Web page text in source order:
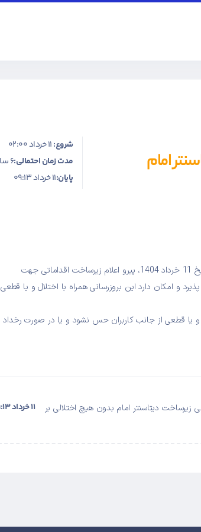
امام
شروع:
مدت زمان احتمالی:6 ساعت
پایان:۱۱ خرداد ۰۹:۱۳
احتراما از ساعت 02:00 صبح تا 08:00 در تاریخ 11 خرداد 1404، پیرو اعلام زیرساخت اقداماتی جهت
و امکان دارد این بروزرسانی همراه با اختلال و یا قطعی
و یا قطعی از جانب کاربران حس نشود و یا در صورت رخداد
دیتاسنتر امام بدون هیچ اختلالی بر
۱۱ خرداد ۰۹:۱۳